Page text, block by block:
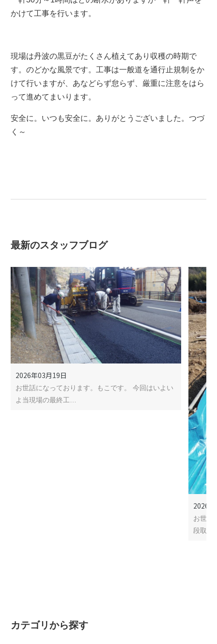
かけて工事を行います。
現場は丹波の黒豆がたくさん植えてあり収穫の時期で
す。のどかな風景です。工事は一般道を通行止規制をか
けて行いますが、あなどらず怠らず、厳重に注意をはら
って進めてまいります。
安全に。いつも安全に。ありがとうございました。つづ
く～
最新のスタッフブログ
2026年03月19日
お世話になっております。もこです。 今回はいよい
よ当現場の最終工…
2026
お世話
段取り
カテゴリから探す